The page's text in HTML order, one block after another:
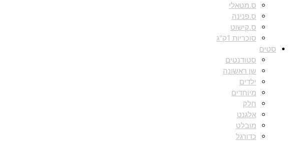
ס.מטאלי
ס.פנינה
ס.קישוט
סוכריות 1ק"ג
סטים
סטודנטים
שן ראשונה
ילדים
מיוחדים
חלק
אלגנט
מובלט
כדורגל